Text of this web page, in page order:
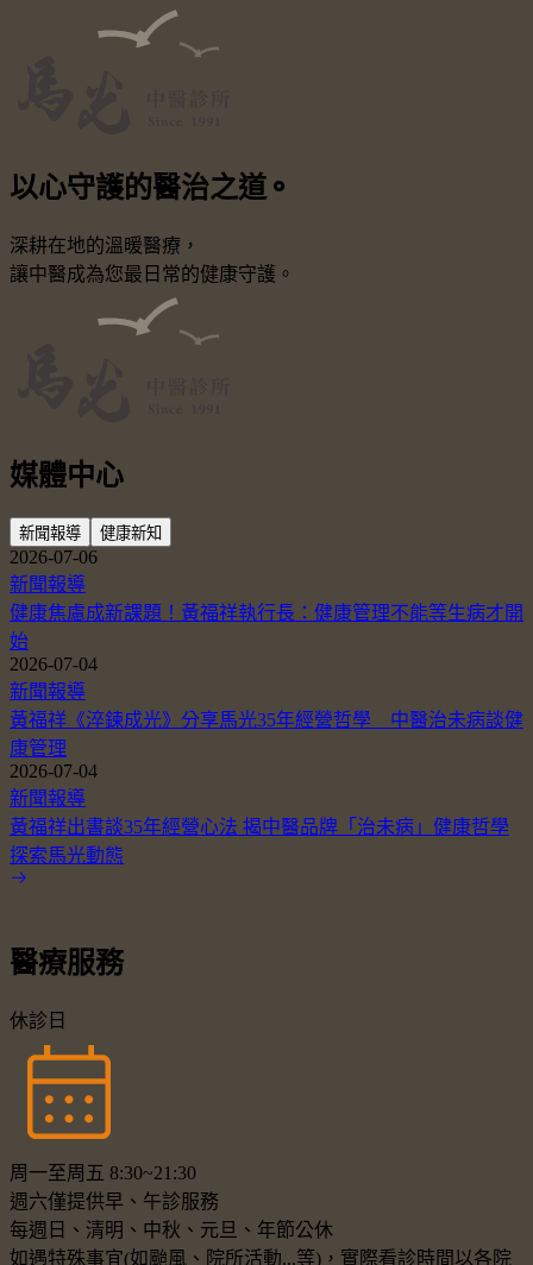
以心守護的醫治之道 ⚬
深耕在地的溫暖醫療，
讓中醫成為您最日常的健康守護。
媒體中心
新聞報導 健康新知
2026-07-06
新聞報導
健康焦慮成新課題！黃福祥執行長：健康管理不能等生病才開
始
2026-07-04
新聞報導
黃福祥《淬鍊成光》分享馬光35年經營哲學 中醫治未病談健
康管理
2026-07-04
新聞報導
黃福祥出書談35年經營心法 揭中醫品牌「治未病」健康哲學
探索馬光動態
醫療服務
休診日
周一至周五 8:30~21:30
週六僅提供早、午診服務
每週日、清明、中秋、元旦、年節公休
如遇特殊事宜(如颱風、院所活動...等)，實際看診時間以各院